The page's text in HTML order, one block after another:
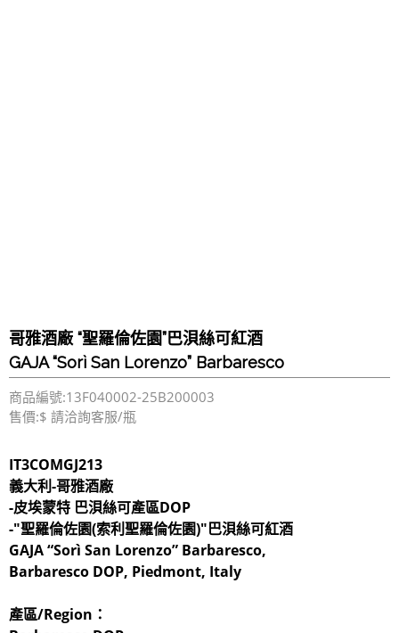
哥雅酒廠 “聖羅倫佐園”巴浿絲可紅酒
GAJA “Sorì San Lorenzo” Barbaresco
商品編號:13F040002-25B200003
售價:$ 請洽詢客服/瓶
IT3COMGJ213
義大利-哥雅酒廠
-皮埃蒙特 巴浿絲可產區DOP
-"聖羅倫佐園(索利聖羅倫佐園)"巴浿絲可紅酒
GAJA “Sorì San Lorenzo” Barbaresco,
Barbaresco DOP, Piedmont, Italy
產區/Region：